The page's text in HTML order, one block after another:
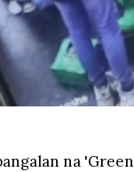
na 'Green